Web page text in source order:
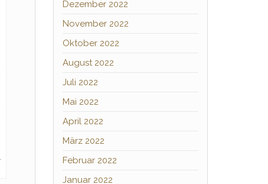
Dezember 2022
November 2022
Oktober 2022
August 2022
Juli 2022
Mai 2022
April 2022
März 2022
Februar 2022
Januar 2022